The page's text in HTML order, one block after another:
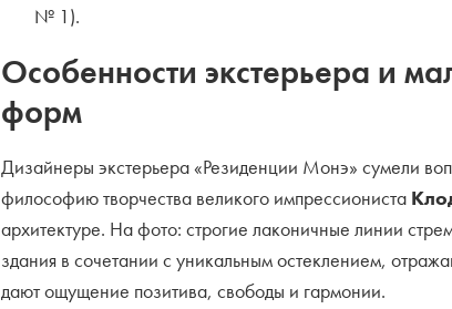
№ 1).
Особенности экстерьера и
форм
Дизайнеры экстерьера «Резиденции Монэ» сумели
философию творчества великого импрессиониста
архитектуре. На фото: строгие лаконичные линии
здания в сочетании с уникальным остеклением,
дают ощущение позитива, свободы и гармонии.